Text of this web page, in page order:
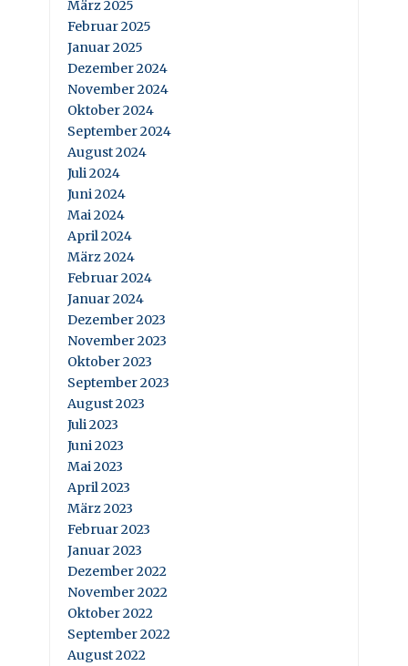
März 2025
Februar 2025
Januar 2025
Dezember 2024
November 2024
Oktober 2024
September 2024
August 2024
Juli 2024
Juni 2024
Mai 2024
April 2024
März 2024
Februar 2024
Januar 2024
Dezember 2023
November 2023
Oktober 2023
September 2023
August 2023
Juli 2023
Juni 2023
Mai 2023
April 2023
März 2023
Februar 2023
Januar 2023
Dezember 2022
November 2022
Oktober 2022
September 2022
August 2022